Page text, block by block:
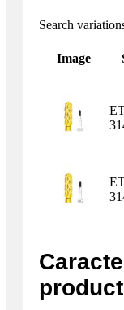
Search
Image